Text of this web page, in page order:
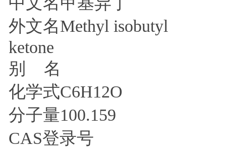
外文名Methyl isobutyl
ketone
别 名
化学式C6H12O
分子量100.159
CAS登录号